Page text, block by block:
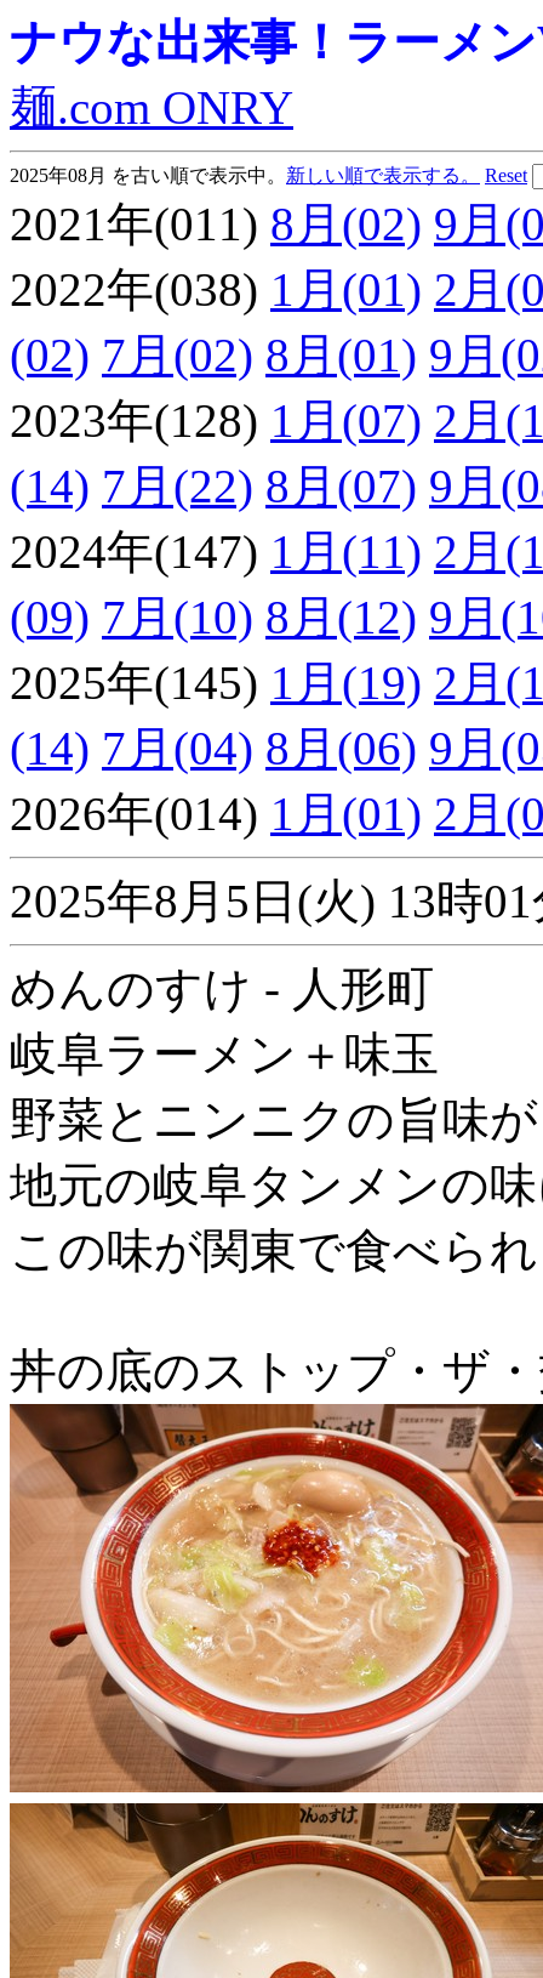
ナウな出来事！ラーメ
麺.com ONRY
2025年08月 を古い順で表示中。 新しい順で表示する。 Reset
2021年(011) 8月(02) 9月
2022年(038) 1月(01) 2月
(02) 7月(02) 8月(01) 9月
2023年(128) 1月(07) 2月
(14) 7月(22) 8月(07) 9月
2024年(147) 1月(11) 2月
(09) 7月(10) 8月(12) 9月
2025年(145) 1月(19) 2月
(14) 7月(04) 8月(06) 9月
2026年(014) 1月(01) 2月
2025年8月5日(火) 13時
めんのすけ - 人形町
岐阜ラーメン＋味玉
野菜とニンニクの旨味
地元の岐阜タンメンの
この味が関東で食べら
丼の底のストップ・ザ